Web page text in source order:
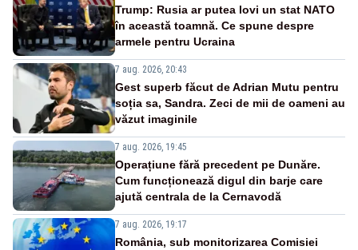
Trump: Rusia ar putea lovi un stat NATO
în această toamnă. Ce spune despre
armele pentru Ucraina
7 aug. 2026, 20:43
Gest superb făcut de Adrian Mutu pentru
soția sa, Sandra. Zeci de mii de oameni au
văzut imaginile
7 aug. 2026, 19:45
Operațiune fără precedent pe Dunăre.
Cum funcționează digul din barje care
ajută centrala de la Cernavodă
7 aug. 2026, 19:17
România, sub monitorizarea Comisiei